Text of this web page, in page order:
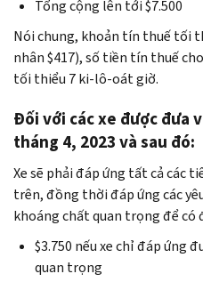
Tổng cộng lên tới $7.500
Nói chung, khoản tín thuế tối
nhân $417), số tiền tín thuế
tối thiểu 7 ki-lô-oát giờ.
Đối với các xe được đưa
tháng 4, 2023 và sau đó:
Xe sẽ phải đáp ứng tất cả các
trên, đồng thời đáp ứng các
khoáng chất quan trọng để
$3.750 nếu xe chỉ đáp ứng
quan trọng